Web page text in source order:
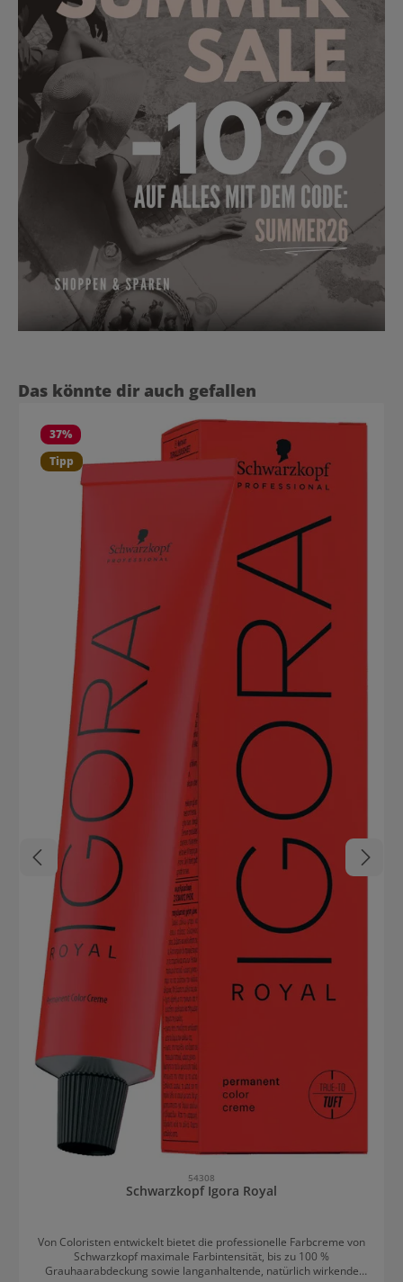
Produktgalerie überspringen
Das könnte dir auch gefallen
37%
Tipp
54308
Schwarzkopf Igora Royal
Von Coloristen entwickelt bietet die professionelle Farbcreme von
Schwarzkopf maximale Farbintensität, bis zu 100 %
Grauhaarabdeckung sowie langanhaltende, natürlich wirkende